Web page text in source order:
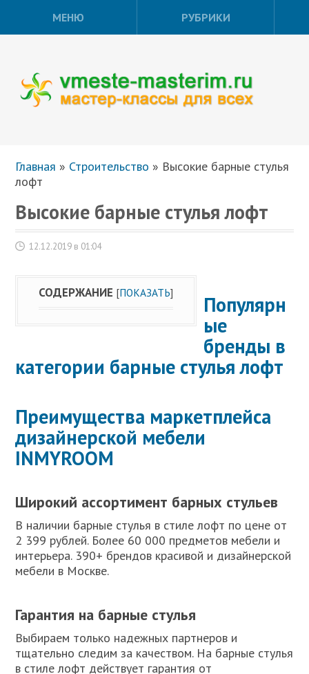
МЕНЮ РУБРИКИ
Главная » Строительство » Высокие барные стулья
лофт
Высокие барные стулья лофт
12.12.2019 в 01:04
СОДЕРЖАНИЕ [ПОКАЗАТЬ]
Популярн
ые
бренды в
категории барные стулья лофт
Преимущества маркетплейса
дизайнерской мебели
INMYROOM
Широкий ассортимент барных стульев
В наличии барные стулья в стиле лофт по цене от
2 399 рублей. Более 60 000 предметов мебели и
интерьера. 390+ брендов красивой и дизайнерской
мебели в Москве.
Гарантия на барные стулья
Выбираем только надежных партнеров и
тщательно следим за качеством. На барные стулья
в стиле лофт действует гарантия от